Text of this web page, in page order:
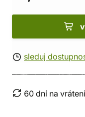
sleduj
60 dní na